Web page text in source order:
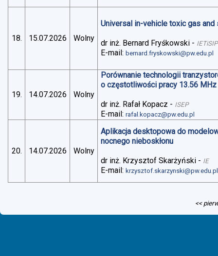
18. 15.07.2026 Wolny
Universal in-vehicle toxic gas
dr inż. Bernard Fryśkowski - IETiSIP
E-mail:bernard.fryskowski@pw.edu.pl
19. 14.07.2026 Wolny
Porównanie technologii
o częstotliwości pracy 13.56 MHz
dr inż. Rafał Kopacz - ISEP
E-mail:rafal.kopacz@pw.edu.pl
20. 14.07.2026 Wolny
Aplikacja desktopowa do
nocnego nieboskłonu
dr inż. Krzysztof Skarżyński - IE
E-mail:krzysztof.skarzynski@pw.edu.pl
<<